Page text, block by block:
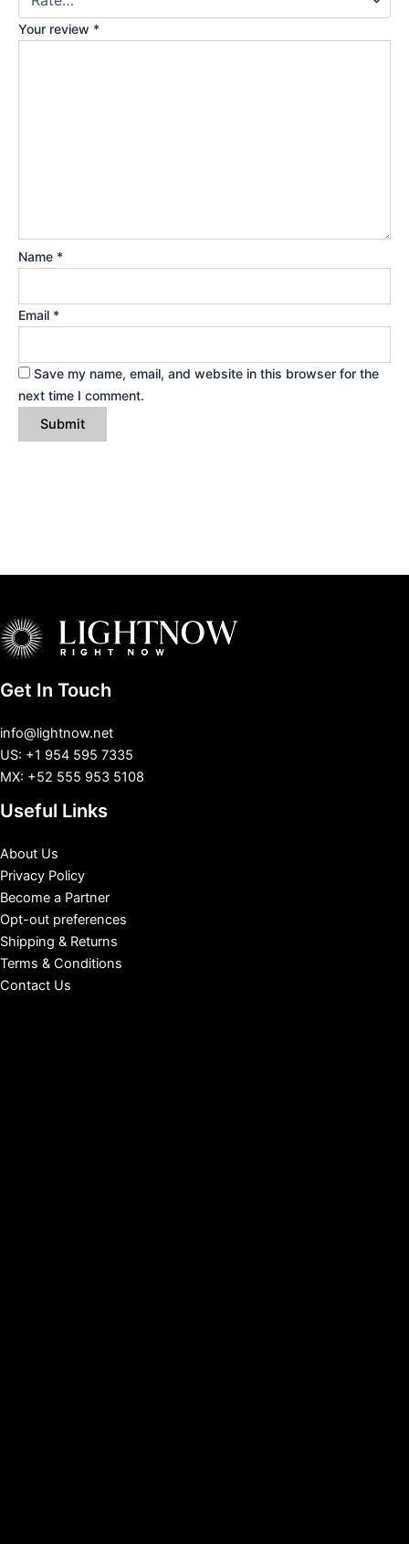
Your review *
Name *
Email *
Save my name, email, and website in this browser for the
next time I comment.
Get In Touch
info@lightnow.net
US: +1 954 595 7335
MX: +52 555 953 5108
Useful Links
About Us
Privacy Policy
Become a Partner
Opt-out preferences
Shipping & Returns
Terms & Conditions
Contact Us